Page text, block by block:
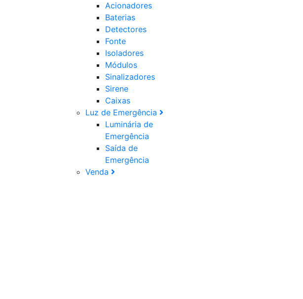
Acionadores
Baterias
Detectores
Fonte
Isoladores
Módulos
Sinalizadores
Sirene
Caixas
Luz de Emergência
Luminária de
Emergência
Saída de
Emergência
Venda